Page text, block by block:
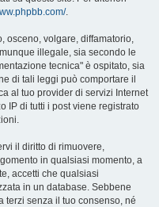
.
osceno, volgare, diffamatorio,
illegale, sia secondo le
tecnica" è ospitato, sia
di tali leggi può comportare il
al tuo provider di servizi Internet
IP di tutti i post viene registrato
il diritto di rimuovere,
in qualsiasi momento, a
accetti che qualsiasi
in un database. Sebbene
terzi senza il tuo consenso, né